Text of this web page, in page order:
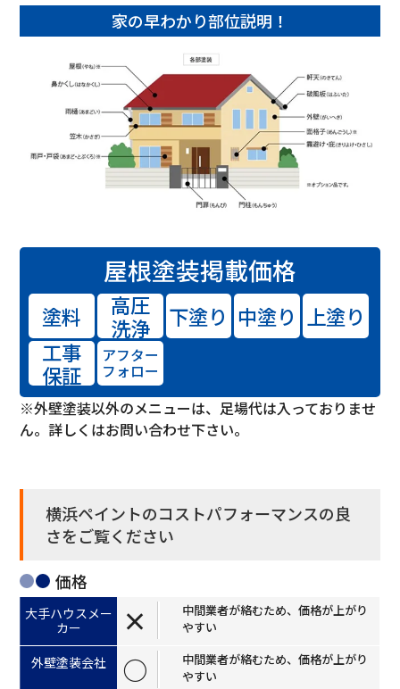
家の早わかり部位説明！
屋根塗装掲載価格
塗料
高圧
洗浄
下塗り 中塗り 上塗り
工事
保証
アフター
フォロー
※外壁塗装以外のメニューは、足場代は入っておりませ
ん。詳しくはお問い合わせ下さい。
横浜ペイントのコストパフォーマンスの良
さをご覧ください
価格
×
中間業者が絡むため、価格が上がり
やすい
○
中間業者が絡むため、価格が上がり
やすい